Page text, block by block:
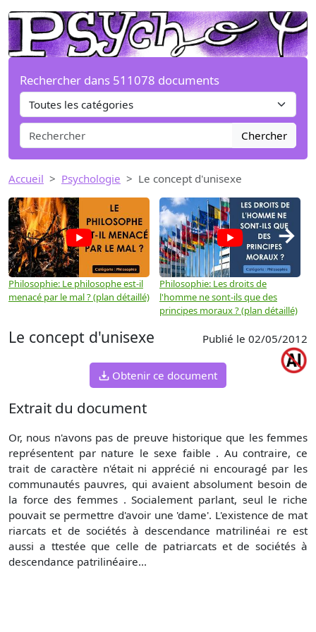
Rechercher dans 511078 documents
Chercher
Accueil Psychologie Le concept d'unisexe
Philosophie: Le philosophe est-il
menacé par le mal ? (plan détaillé)
Philosophie: Les droits de
l'homme ne sont-ils que des
principes moraux ? (plan détaillé)
→
Le concept d'unisexe Publié le 02/05/2012
Obtenir ce document
Extrait du document
Or, nous n'avons pas de preuve historique que les femmes
représentent par nature le sexe faible . Au contraire, ce
trait de caractère n'était ni apprécié ni encouragé par les
communautés pauvres, qui avaient absolument besoin de
la force des femmes . Socialement parlant, seul le riche
pouvait se permettre d'avoir une 'dame'. L'existence de mat
riarcats et de sociétés à descendance matrilinéai re est
aussi a ttestée que celle de patriarcats et de sociétés à
descendance patrilinéaire...